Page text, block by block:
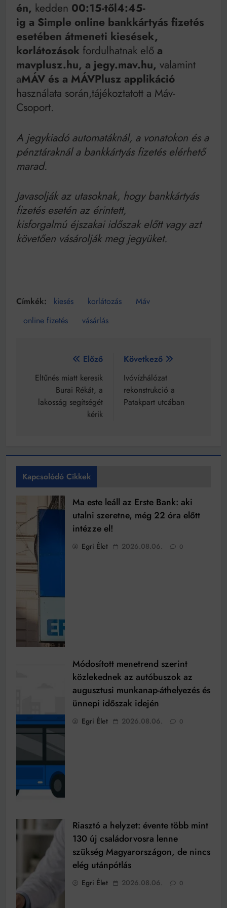
Mindenki a világot akarja uralni – de nem csak a 80-
as években
Bitumenes lapostetők: a bevált technológia akkor
működik, ha jól van felújítva
én, kedden 00:15-től4:45-
ig a Simple online bankkártyás fizetés
esetében átmeneti kiesések,
korlátozások fordulhatnak elő a
mavplusz.hu, a jegy.mav.hu, valamint
aMÁV és a MÁVPlusz applikáció
használata során,tájékoztatott a Máv-
Csoport.
A jegykiadó automatáknál, a vonatokon és a
pénztáraknál a bankkártyás fizetés elérhető
marad.
Javasolják az utasoknak, hogy bankkártyás
fizetés esetén az érintett,
kisforgalmú éjszakai időszak előtt vagy azt
követően vásárolják meg jegyüket.
kiesés korlátozás
Máv
online fizetés
vásárlás
Bejegyzés
navigáció
Előző
Eltűnés miatt keresik
Burai Rékát, a
lakosság segítségét
kérik
Következő
Ivóvízhálózat
rekonstrukció a
Patakpart utcában
Kapcsolódó Cikkek
Ma este leáll az Erste Bank: aki
utalni szeretne, még 22 óra előtt
intézze el!
Egri Élet 2026.08.06. 0
Módosított menetrend szerint
közlekednek az autóbuszok az
augusztusi munkanap-áthelyezés és
ünnepi időszak idején
Egri Élet 2026.08.06. 0
Riasztó a helyzet: évente több mint
130 új családorvosra lenne
szükség Magyarországon, de nincs
elég utánpótlás
Egri Élet 2026.08.06. 0